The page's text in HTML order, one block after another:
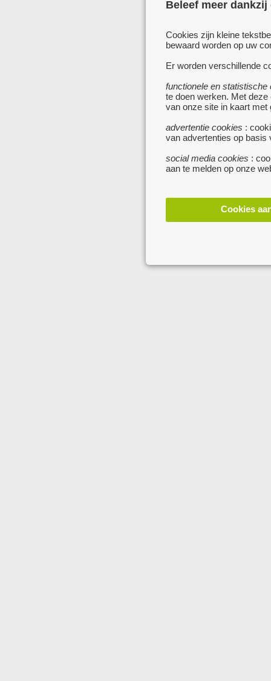
Beleef meer
Cookies zijn kleine
bewaard worden op uw
Er worden verschillende
functionele en statistische
te doen werken. Met
van onze site in kaart met
advertentie cookies :
van advertenties op basis
social media cookies :
aan te melden op onze
Cookies